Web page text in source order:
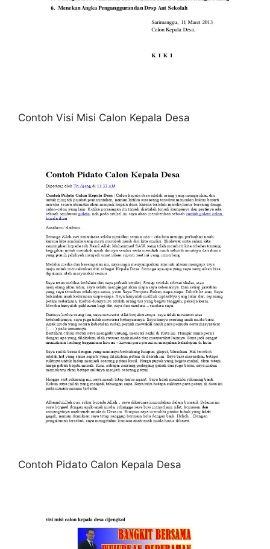
Contoh Visi Misi Calon Kepala Desa
Contoh Pidato Calon Kepala Desa